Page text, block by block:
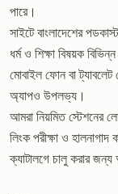
পারে।
সাইটে বাংলাদেশের
ধর্ম ও শিক্ষা বিষয়ক
মোবাইল ফোন বা
অ্যাপও উপলভ্য।
আমরা নিয়মিত স্টেশনের
লিংক পরীক্ষা ও
ক্যাটালগে চালু করার জন্য